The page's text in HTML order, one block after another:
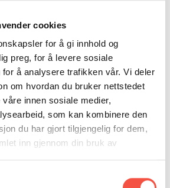
cookies
for å gi innhold og
preg, for å levere sosiale
å analysere trafikken vår. Vi deler
om hvordan du bruker nettstedet
innen sosiale medier,
som kan kombinere den
du har gjort tilgjengelig for dem,
inn gjennom din bruk av
dagen og flåing om
og storm med bitande
so no gjer det
seg ut att.
har ikkje fått noko særleg
kalla på oss i dag,
dei. I morgon vert det vel å